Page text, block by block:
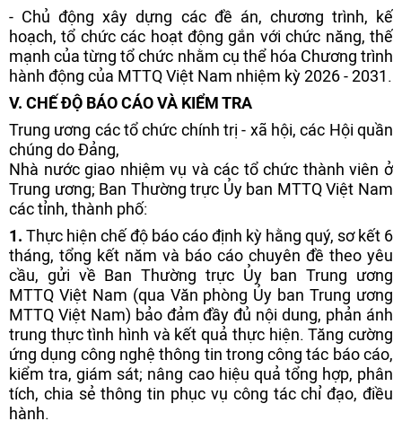
- Chủ động xây dựng các đề án, chương trình, kế
hoạch, tổ chức các hoạt động gắn với chức năng, thế
mạnh của từng tổ chức nhằm cụ thể hóa Chương trình
hành động của MTTQ Việt Nam nhiệm kỳ 2026 - 2031.
V. CHẾ ĐỘ BÁO CÁO VÀ KIỂM TRA
Trung ương các tổ chức chính trị - xã hội, các Hội quần
chúng do Đảng,
Nhà nước giao nhiệm vụ và các tổ chức thành viên ở
Trung ương; Ban Thường trực Ủy ban MTTQ Việt Nam
các tỉnh, thành phố:
1. Thực hiện chế độ báo cáo định kỳ hằng quý, sơ kết 6
tháng, tổng kết năm và báo cáo chuyên đề theo yêu
cầu, gửi về Ban Thường trực Ủy ban Trung ương
MTTQ Việt Nam (qua Văn phòng Ủy ban Trung ương
MTTQ Việt Nam) bảo đảm đầy đủ nội dung, phản ánh
trung thực tình hình và kết quả thực hiện. Tăng cường
ứng dụng công nghệ thông tin trong công tác báo cáo,
kiểm tra, giám sát; nâng cao hiệu quả tổng hợp, phân
tích, chia sẻ thông tin phục vụ công tác chỉ đạo, điều
hành.